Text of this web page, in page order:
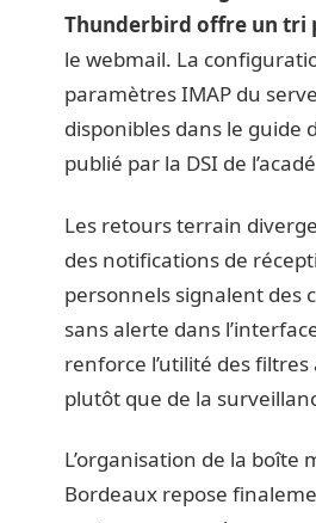
Thunderbird offre un tri
le webmail. La
paramètres IMAP du
disponibles dans le guide
publié par la DSI de
Les retours terrain
des notifications de
personnels signalent des
sans alerte dans
renforce l’utilité des
plutôt que de la
L’organisation de la boîte
Bordeaux repose